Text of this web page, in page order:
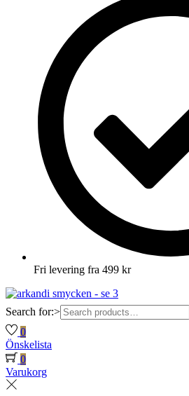
Fri levering fra 499 kr
Search for:>
0
Önskelista
0
Varukorg